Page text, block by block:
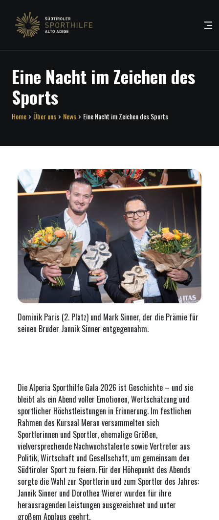
Eine Nacht im Zeichen des
Sports
Home Über uns News Eine Nacht im Zeichen des Sports
Dominik Paris (2. Platz) und Mark Sinner, der die Prämie für
seinen Bruder Jannik Sinner entgegennahm.
Die Alperia Sporthilfe Gala 2026 ist Geschichte – und sie
bleibt als ein Abend voller Emotionen, Wertschätzung und
sportlicher Höchstleistungen in Erinnerung. Im festlichen
Rahmen des Kursaal Meran versammelten sich
Sportlerinnen und Sportler, ehemalige Größen,
vielversprechende Nachwuchstalente sowie Vertreter aus
Politik, Wirtschaft und Gesellschaft, um gemeinsam den
Südtiroler Sport zu feiern. Für den Höhepunkt des Abends
sorgte die Wahl zur Sportlerin und zum Sportler des Jahres:
Jannik Sinner und Dorothea Wierer wurden für ihre
herausragenden Leistungen ausgezeichnet und unter
großem Applaus geehrt.